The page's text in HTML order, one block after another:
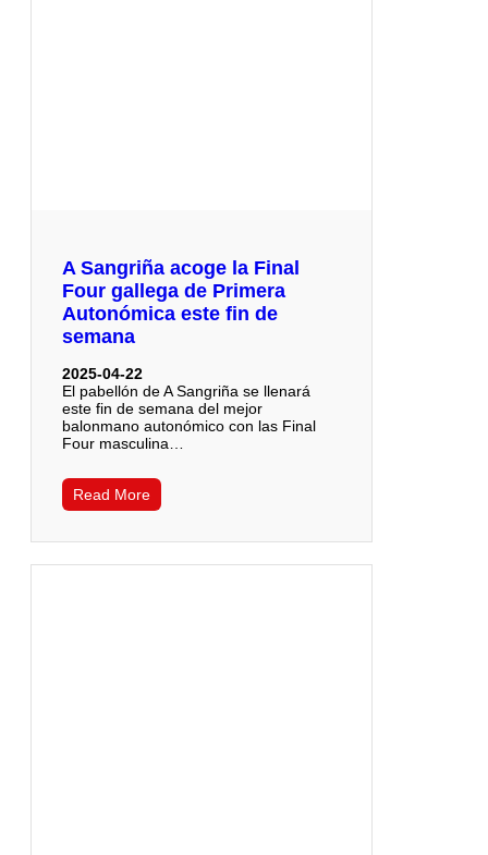
A Sangriña acoge la Final
Four gallega de Primera
Autonómica este fin de
semana
2025-04-22
El pabellón de A Sangriña se llenará
este fin de semana del mejor
balonmano autonómico con las Final
Four masculina…
Read More